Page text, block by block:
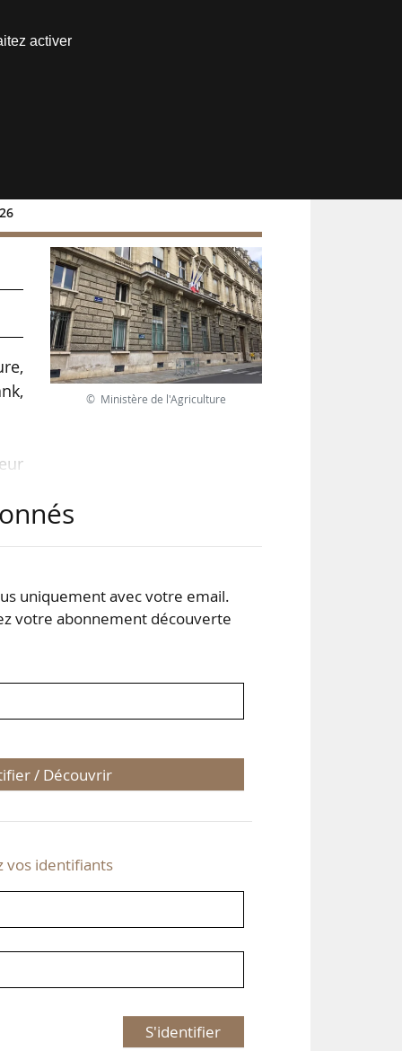
© Ministère de l'Agriculture
uniquement avec votre email.
votre abonnement découverte
/ Découvrir
vos identifiants
S'identifier
activer